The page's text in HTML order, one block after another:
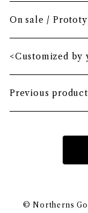
Mini Driver
Fairway wood
Hybrid
MA-1 heavy
Hawaiian
Small mallet
Mid mallet
Large mallet
On sale /
<Customized by
Previous
© Northerns Golf |